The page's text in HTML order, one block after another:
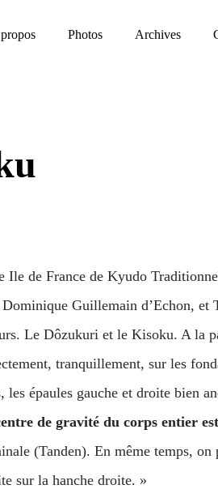
Photos Archives
de France de Kyudo
Guillemain d’Echon,
Le Dôzukuri et le Kisoku. A la
tranquillement, sur les
épaules gauche et droite bien
de gravité du corps entier
(Tanden). En même temps,
sur la hanche droite. »